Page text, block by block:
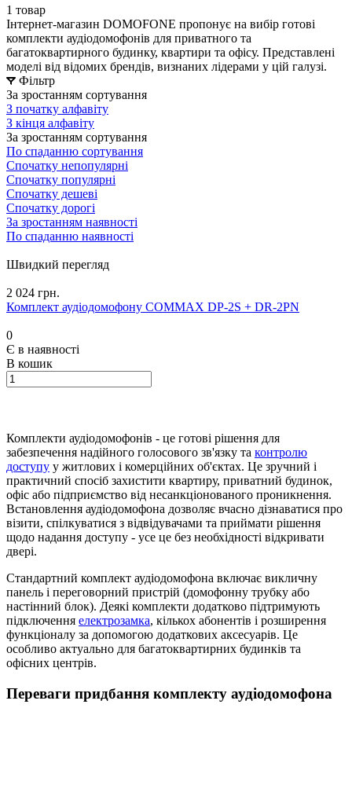
1 товар
Інтернет-магазин DOMOFONE пропонує на вибір готові
комплекти аудіодомофонів для приватного та
багатоквартирного будинку, квартири та офісу. Представлені
моделі від відомих брендів, визнаних лідерами у цій галузі.
Фільтр
За зростанням сортування
З початку алфавіту
З кінця алфавіту
За зростанням сортування
По спаданню сортування
Спочатку непопулярні
Спочатку популярні
Спочатку дешеві
Спочатку дорогі
За зростанням наявності
По спаданню наявності
Швидкий перегляд
2 024 грн.
Комплект аудіодомофону COMMAX DP-2S + DR-2PN
0
Є в наявності
В кошик
Комплекти аудіодомофонів - це готові рішення для
забезпечення надійного голосового зв'язку та контролю
доступу у житлових і комерційних об'єктах. Це зручний і
практичний спосіб захистити квартиру, приватний будинок,
офіс або підприємство від несанкціонованого проникнення.
Встановлення аудіодомофона дозволяє вчасно дізнаватися про
візити, спілкуватися з відвідувачами та приймати рішення
щодо надання доступу - усе це без необхідності відкривати
двері.
Стандартний комплект аудіодомофона включає викличну
панель і переговорний пристрій (домофонну трубку або
настінний блок). Деякі комплекти додатково підтримують
підключення електрозамка, кількох абонентів і розширення
функціоналу за допомогою додаткових аксесуарів. Це
особливо актуально для багатоквартирних будинків та
офісних центрів.
Переваги придбання комплекту аудіодомофона